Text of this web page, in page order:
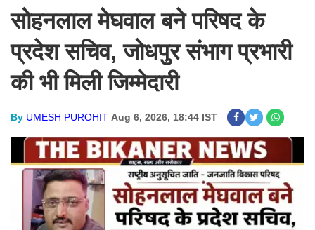
सोहनलाल मेघवाल बने परिषद के
प्रदेश सचिव, जोधपुर संभाग प्रभारी
की भी मिली जिम्मेदारी
By UMESH PUROHIT Aug 6, 2026, 18:44 IST